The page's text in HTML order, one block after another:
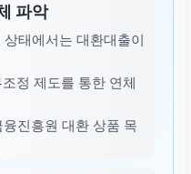
파악
태에서는 대환대출이
정 제도를 통한 연체
진흥원 대환 상품 목